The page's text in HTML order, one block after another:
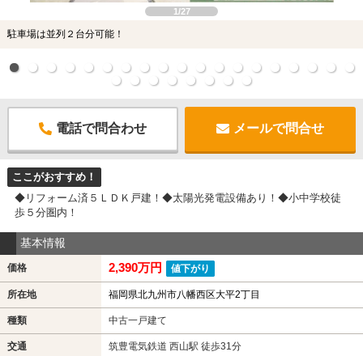
1/27
駐車場は並列２台分可能！
電話で問合わせ メールで問合せ
ここがおすすめ！
◆リフォーム済５ＬＤＫ戸建！◆太陽光発電設備あり！◆小中学校徒
歩５分圏内！
基本情報
価格 2,390万円 値下がり
所在地 福岡県北九州市八幡西区大平2丁目
種類 中古一戸建て
交通 筑豊電気鉄道 西山駅 徒歩31分